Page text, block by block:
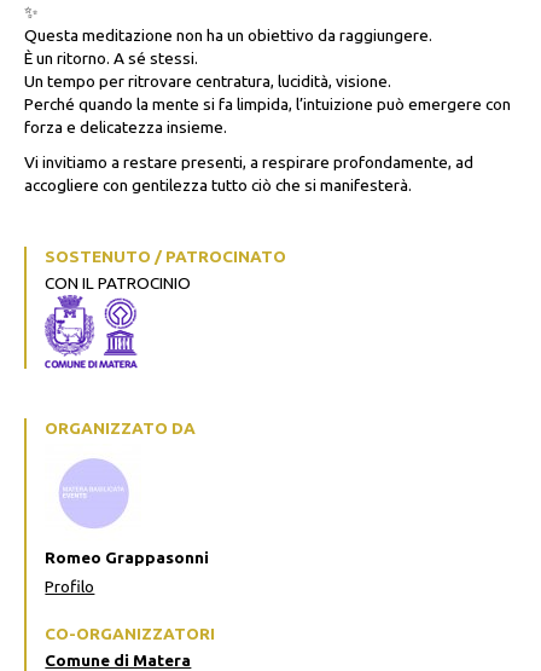
✨
Questa meditazione non ha un obiettivo da raggiungere.
È un ritorno. A sé stessi.
Un tempo per ritrovare centratura, lucidità, visione.
Perché quando la mente si fa limpida, l’intuizione può emergere con
forza e delicatezza insieme.
Vi invitiamo a restare presenti, a respirare profondamente, ad
accogliere con gentilezza tutto ciò che si manifesterà.
SOSTENUTO / PATROCINATO
CON IL PATROCINIO
ORGANIZZATO DA
Romeo Grappasonni
Profilo
CO-ORGANIZZATORI
Comune di Matera